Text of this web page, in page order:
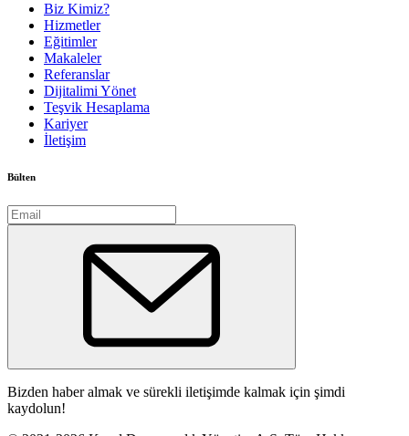
Biz Kimiz?
Hizmetler
Eğitimler
Makaleler
Referanslar
Dijitalimi Yönet
Teşvik Hesaplama
Kariyer
İletişim
Bülten
Bizden haber almak ve sürekli iletişimde kalmak için şimdi
kaydolun!